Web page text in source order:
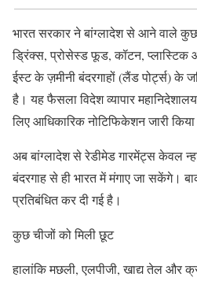
भारत सरकार ने बांग्लादेश से आने वाले
ड्रिंक्स, प्रोसेस्ड फूड, कॉटन, प्लास्टिक
ईस्ट के ज़मीनी बंदरगाहों (लैंड पोर्ट्स) के
है। यह फैसला विदेश व्यापार
लिए आधिकारिक नोटिफिकेशन जारी किया
अब बांग्लादेश से रेडीमेड गारमेंट्स केवल
बंदरगाह से ही भारत में मंगाए जा सकेंगे।
प्रतिबंधित कर दी गई है।
कुछ चीजों को मिली छूट
हालांकि मछली, एलपीजी, खाद्य तेल और